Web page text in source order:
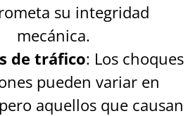
su integridad
mecánica.
de tráfico: Los choques
pueden variar en
aquellos que causan